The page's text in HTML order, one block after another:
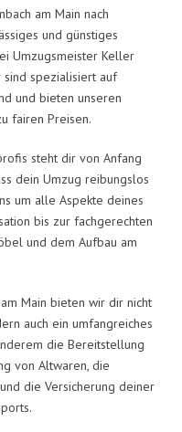
am Main nach
und günstiges
Umzugsmeister Keller
sind spezialisiert auf
und bieten unseren
fairen Preisen.
steht dir von Anfang
dein Umzug reibungslos
um alle Aspekte deines
bis zur fachgerechten
und dem Aufbau am
Main bieten wir dir nicht
auch ein umfangreiches
die Bereitstellung
von Altwaren, die
die Versicherung deiner